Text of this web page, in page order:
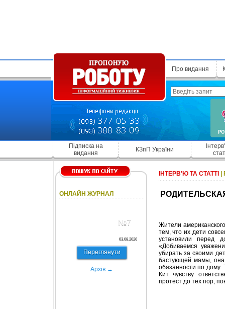
Про видання
Підписка на
видання
КЗпП України
ОНЛАЙН ЖУРНАЛ
№7
03.08.2026
Переглянути
Архів →
ІНТЕРВ'Ю ТА СТАТТІ
Жители
тем, что их дети
установили перед
«Добиваемся
убирать за своими
бастующей мамы, она
обязанности по
Кит чувству
протест до тех пор,